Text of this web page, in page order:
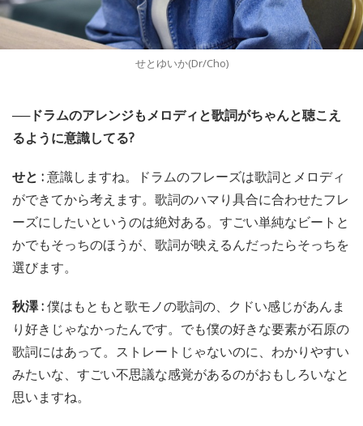
せとゆいか(Dr/Cho)
──ドラムのアレンジもメロディと歌詞がちゃんと聴こえ
るように意識してる?
せと :意識しますね。ドラムのフレーズは歌詞とメロディ
ができてから考えます。歌詞のハマり具合に合わせたフレ
ーズにしたいというのは絶対ある。すごい単純なビートと
かでもそっちのほうが、歌詞が映えるんだったらそっちを
選びます。
秋澤 :僕はもともと歌モノの歌詞の、クドい感じがあんま
り好きじゃなかったんです。でも僕の好きな要素が石原の
歌詞にはあって。ストレートじゃないのに、わかりやすい
みたいな、すごい不思議な感覚があるのがおもしろいなと
思いますね。